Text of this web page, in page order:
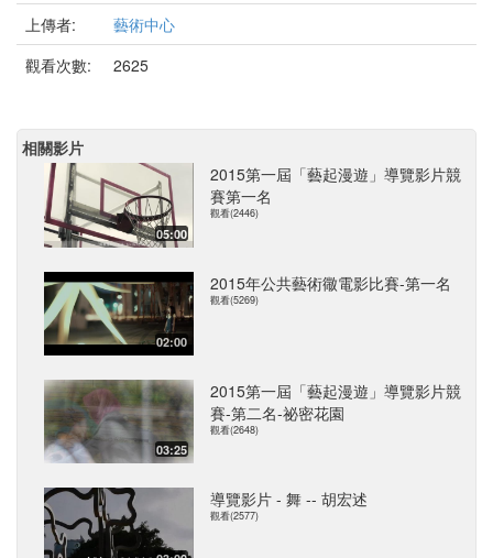
上傳者:
藝術中心
觀看次數:
2625
相關影片
05:00
2015第一屆「藝起漫遊」導覽影片競
賽第一名
觀看(2446)
02:00
2015年公共藝術幑電影比賽-第一名
觀看(5269)
03:25
2015第一屆「藝起漫遊」導覽影片競
賽-第二名-祕密花園
觀看(2648)
導覽影片 - 舞 -- 胡宏述
觀看(2577)